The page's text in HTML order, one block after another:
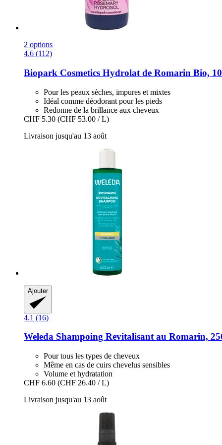
2 options
4.6 (112)
Biopark Cosmetics Hydrolat de Romarin Bio,
Pour les peaux sèches, impures et mixtes
Idéal comme déodorant pour les pieds
Redonne de la brillance aux cheveux
CHF 5.30 (CHF 53.00 / L)
Livraison jusqu'au 13 août
Ajouter
4.1 (16)
Weleda Shampoing Revitalisant au Romarin,
Pour tous les types de cheveux
Même en cas de cuirs chevelus sensibles
Volume et hydratation
CHF 6.60 (CHF 26.40 / L)
Livraison jusqu'au 13 août